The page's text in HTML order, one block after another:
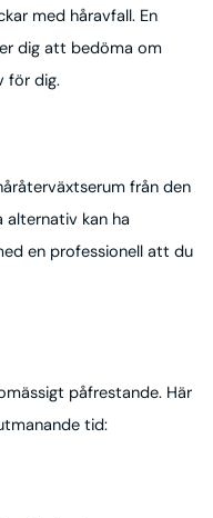
med håravfall. En
dig att bedöma om
för dig.
från den
alternativ kan ha
en professionell att du
påfrestande. Här
tid: